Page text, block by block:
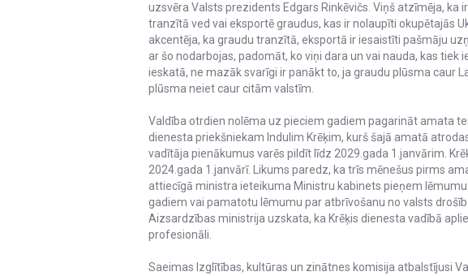
uzsvēra Valsts prezidents Edgars Rinkēvičs. Viņš atzīmēja, ka
tranzītā ved vai eksportē graudus, kas ir nolaupīti okupētajās
akcentēja, ka graudu tranzītā, eksportā ir iesaistīti pašmāju
ar šo nodarbojas, padomāt, ko viņi dara un vai nauda, kas tiek
ieskatā, ne mazāk svarīgi ir panākt to, ja graudu plūsma caur
plūsma neiet caur citām valstīm.
Valdība otrdien nolēma uz pieciem gadiem pagarināt amata
dienesta priekšniekam Indulim Krēķim, kurš šajā amatā
vadītāja pienākumus varēs pildīt līdz 2029.gada 1.janvārim.
2024.gada 1.janvārī. Likums paredz, ka trīs mēnešus pirms
attiecīgā ministra ieteikuma Ministru kabinets pieņem
gadiem vai pamatotu lēmumu par atbrīvošanu no valsts
Aizsardzības ministrija uzskata, ka Krēķis dienesta vadībā
profesionāli.
Saeimas Izglītības, kultūras un zinātnes komisija atbalstījusi